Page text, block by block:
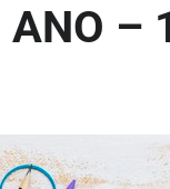
ANO –